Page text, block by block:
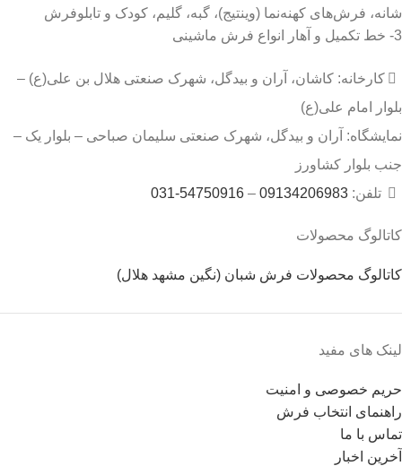
شانه، فرش‌های کهنه‌نما (وینتیج)، گبه، گلیم، کودک و تابلوفرش
3- خط تکمیل و آهار انواع فرش ماشینی
کارخانه: کاشان، آران و بیدگل، شهرک صنعتی هلال بن علی(ع) –
بلوار امام علی(ع)
نمایشگاه: آران و بیدگل، شهرک صنعتی سلیمان صباحی – بلوار یک –
جنب بلوار کشاورز
تلفن: 09134206983
–
54750916-031
کاتالوگ محصولات
کاتالوگ محصولات فرش شبان (نگین مشهد هلال)
لینک های مفید
حریم خصوصی و امنیت
راهنمای انتخاب فرش
تماس با ما
آخرین اخبار